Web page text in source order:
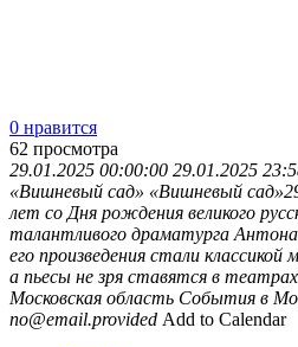
0 нравится
62 просмотра
29.01.2025 00:00:00 29.01.2025
«Вишневый сад» «Вишневый
лет со Дня рождения великого
талантливого драматурга
его произведения стали
а пьесы не зря ставятся в
Московская область События в
no@email.provided Add to Calendar